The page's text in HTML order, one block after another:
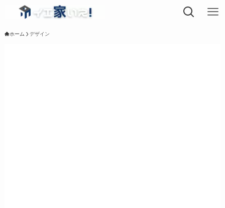
ホーム デザイン